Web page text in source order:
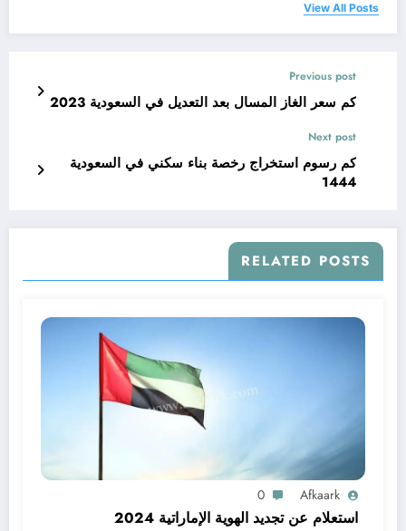
View All Posts
Previous post
كم سعر الغاز المسال بعد التعديل في السعودية 2023
Next post
كم رسوم استخراج رخصة بناء سكني في السعودية
1444
RELATED POSTS
Afkaark
0
استعلام عن تجديد الهوية الإماراتية 2024